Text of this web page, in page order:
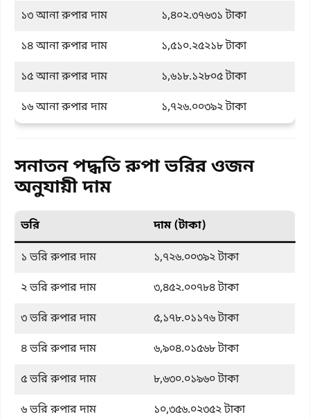
১৩ আনা রুপার দাম
১,৪০২.৩৭৬৩১ টাকা
১৪ আনা রুপার দাম
১,৫১০.২৫২১৮ টাকা
১৫ আনা রুপার দাম
১,৬১৮.১২৮০৫ টাকা
১৬ আনা রুপার দাম
১,৭২৬.০০৩৯২ টাকা
সনাতন পদ্ধতি রুপা ভরির ওজন
অনুযায়ী দাম
ভরি দাম (টাকা)
১ ভরি রুপার দাম
১,৭২৬.০০৩৯২ টাকা
২ ভরি রুপার দাম
৩,৪৫২.০০৭৮৪ টাকা
৩ ভরি রুপার দাম
৫,১৭৮.০১১৭৬ টাকা
৪ ভরি রুপার দাম
৬,৯০৪.০১৫৬৮ টাকা
৫ ভরি রুপার দাম
৮,৬৩০.০১৯৬০ টাকা
৬ ভরি রুপার দাম
১০,৩৫৬.০২৩৫২ টাকা